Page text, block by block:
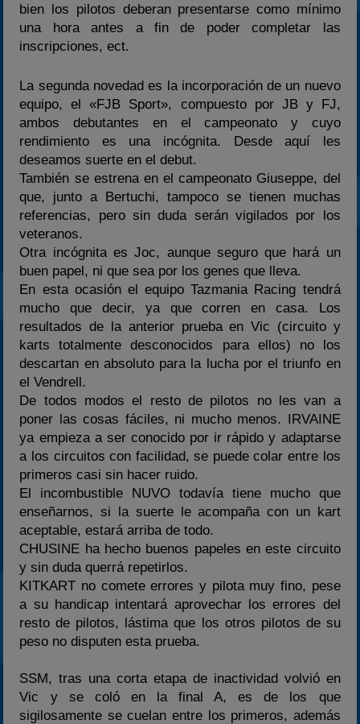
bien los pilotos deberan presentarse como mínimo
una hora antes a fin de poder completar las
inscripciones, ect.
La segunda novedad es la incorporación de un nuevo
equipo, el «FJB Sport», compuesto por JB y FJ,
ambos debutantes en el campeonato y cuyo
rendimiento es una incógnita. Desde aquí les
deseamos suerte en el debut.
También se estrena en el campeonato Giuseppe, del
que, junto a Bertuchi, tampoco se tienen muchas
referencias, pero sin duda serán vigilados por los
veteranos.
Otra incógnita es Joc, aunque seguro que hará un
buen papel, ni que sea por los genes que lleva.
En esta ocasión el equipo Tazmania Racing tendrá
mucho que decir, ya que corren en casa. Los
resultados de la anterior prueba en Vic (circuito y
karts totalmente desconocidos para ellos) no los
descartan en absoluto para la lucha por el triunfo en
el Vendrell.
De todos modos el resto de pilotos no les van a
poner las cosas fáciles, ni mucho menos. IRVAINE
ya empieza a ser conocido por ir rápido y adaptarse
a los circuitos con facilidad, se puede colar entre los
primeros casi sin hacer ruido.
El incombustible NUVO todavía tiene mucho que
enseñarnos, si la suerte le acompaña con un kart
aceptable, estará arriba de todo.
CHUSINE ha hecho buenos papeles en este circuito
y sin duda querrá repetirlos.
KITKART no comete errores y pilota muy fino, pese
a su handicap intentará aprovechar los errores del
resto de pilotos, lástima que los otros pilotos de su
peso no disputen esta prueba.
SSM, tras una corta etapa de inactividad volvió en
Vic y se coló en la final A, es de los que
sigilosamente se cuelan entre los primeros, además